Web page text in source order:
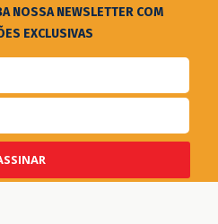
NOSSA NEWSLETTER COM
EXCLUSIVAS